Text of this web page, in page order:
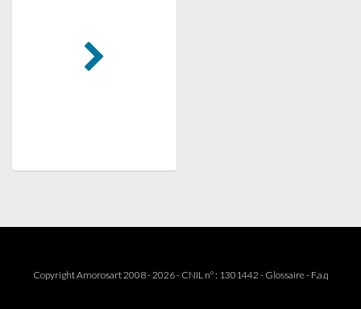
Copyright Amorosart 2008 - 2026 - CNIL n° : 1301442 - Glossaire- F.a.q